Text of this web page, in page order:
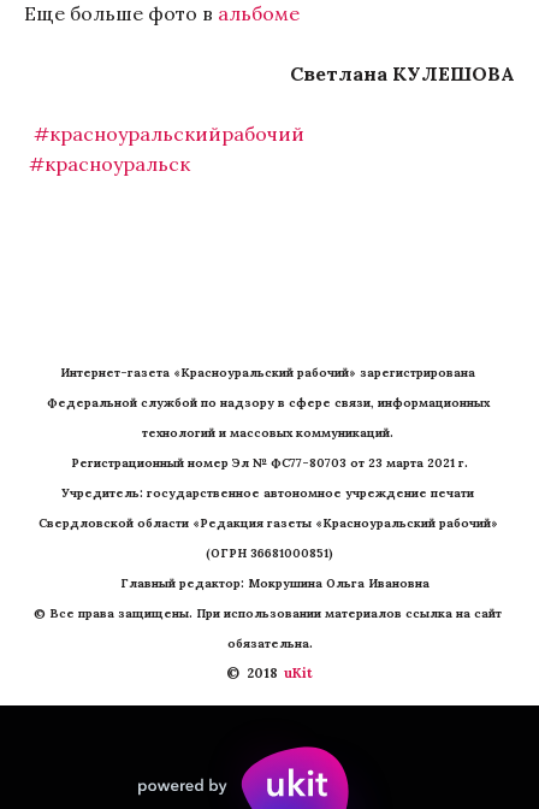
Еще больше фото в альбоме
Светлана КУЛЕШОВА
#красноуральскийрабочий
#красноуральск
Интернет-газета «Красноуральский рабочий» зарегистрирована
Федеральной службой по надзору в сфере связи, информационных
технологий и массовых коммуникаций.
Регистрационный номер Эл № ФС77-80703 от 23 марта 2021 г.
Учредитель: государственное автономное учреждение печати
Свердловской области «Редакция газеты «Красноуральский рабочий»
(ОГРН 36681000851)
   Главный редактор: Мокрушина Ольга Ивановна
© Все права защищены. При использовании материалов ссылка на сайт
обязательна.
©  2018 uKit